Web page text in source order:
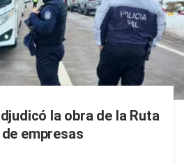
la obra de la Ruta
empresas